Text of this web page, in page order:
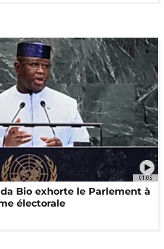
01:05
Bio exhorte le Parlement à
électorale